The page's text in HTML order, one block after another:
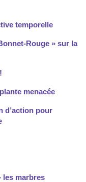
temporelle
Rouge » sur la
menacée
d’action pour
les marbres